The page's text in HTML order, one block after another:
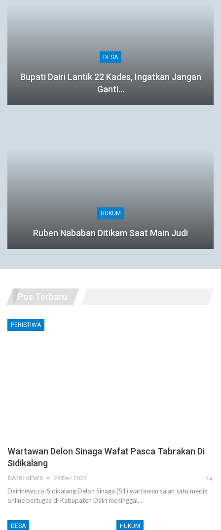
DESA
Bupati Dairi Lantik 22 Kades, Ingatkan Jangan
Ganti…
HUKUM
Ruben Nababan Ditikam Saat Main Judi
Pos Terbaru
PERISTIWA
Wartawan Delon Sinaga Wafat Pasca Tabrakan Di
Sidikalang
DAIRI NEWS 29 Dec 2023
Dairinews.co-Sidikalang Delon Sinaga (51) wartawan salah satu media
online bertugas di Kabupaten Dairi meninggal…
DESA HUKUM